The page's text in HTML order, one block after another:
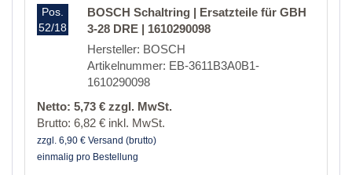
Pos.
52/18
BOSCH Schaltring | Ersatzteile für GBH
3-28 DRE | 1610290098
Hersteller: BOSCH
Artikelnummer: EB-3611B3A0B1-
1610290098
Netto: 5,73 € zzgl. MwSt.
Brutto: 6,82 € inkl. MwSt.
zzgl. 6,90 € Versand (brutto)
einmalig pro Bestellung